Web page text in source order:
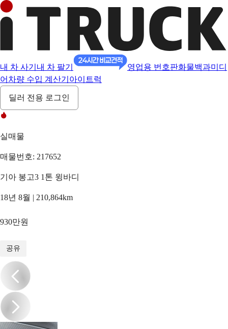
내 차 사기 내 차 팔기 영업용 번호판화물백과미디
어 차량 수입 계산기 아이트럭
딜러 전용 로그인
실매물
매물번호: 217652
기아 봉고3 1톤 윙바디
18년 8월 | 210,864km
930만원
공유
/20